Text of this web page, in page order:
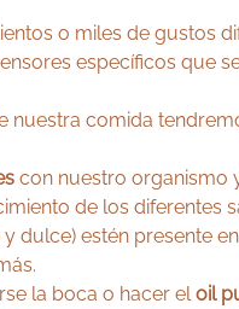
o miles de gustos
específicos que
nuestra comida
con nuestro organismo
de los diferentes
dulce) estén presente
la boca o hacer eloil